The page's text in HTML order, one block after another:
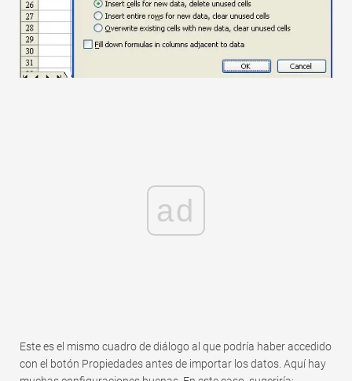
ad
Este es el mismo cuadro de diálogo al que podría haber accedido
con el botón Propiedades antes de importar los datos. Aquí hay